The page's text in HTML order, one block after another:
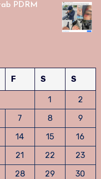
PDRM
F S S
1
2
7 8
9
14 15
16
21 22
23
28 29
30